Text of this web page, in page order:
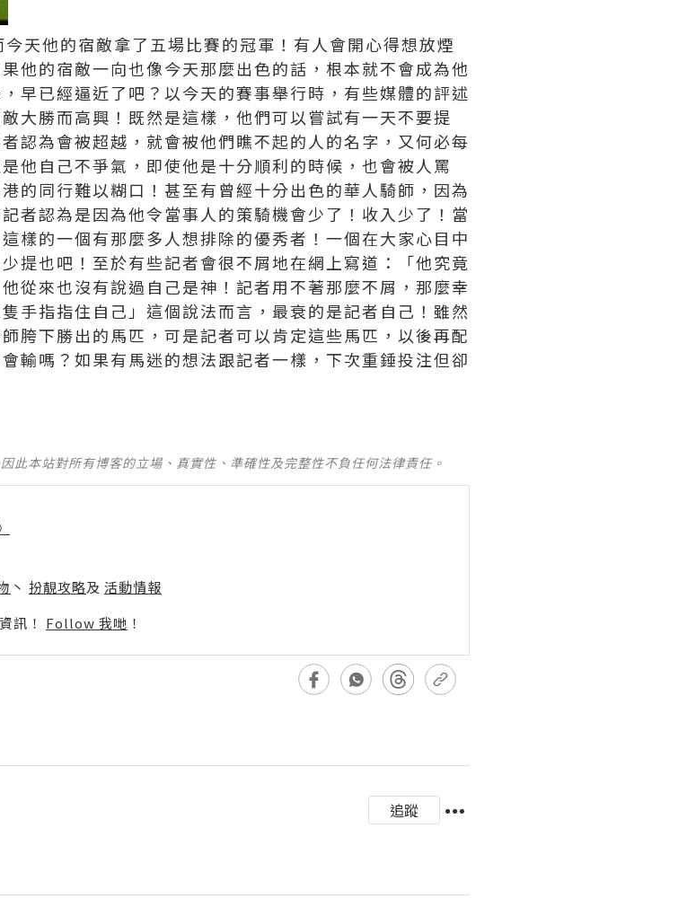
天他的宿敵拿了五場比賽的冠軍！有人會開心得想放煙
他的宿敵一向也像今天那麼出色的話，根本就不會成為他
早已經逼近了吧？以今天的賽事舉行時，有些媒體的評述
大勝而高興！既然是這樣，他們可以嘗試有一天不要提
認為會被超越，就會被他們瞧不起的人的名字，又何必每
他自己不爭氣，即使他是十分順利的時候，也會被人罵
的同行難以糊口！甚至有曾經十分出色的華人騎師，因為
者認為是因為他令當事人的策騎機會少了！收入少了！當
樣的一個有那麼多人想排除的優秀者！一個在大家心目中
提也吧！至於有些記者會很不屑地在網上寫道：「他究竟
從來也沒有說過自己是神！記者用不著那麼不屑，那麼幸
手指指住自己」這個說法而言，最衰的是記者自己！雖然
胯下勝出的馬匹，可是記者可以肯定這些馬匹，以後再配
輸嗎？如果有馬迷的想法跟記者一樣，下次重錘投注但卻
此本站對所有博客的立場、真實性、準確性及完整性不負任何法律責任。
丶 扮靚攻略及 活動情報
訊！ Follow 我哋 ！
追蹤